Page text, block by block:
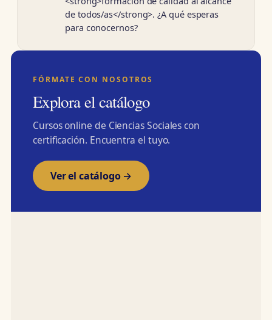
de todos/as</strong>. ¿A qué esperas
para conocernos?
FÓRMATE CON NOSOTROS
Explora el catálogo
Cursos online de Ciencias Sociales con
certificación. Encuentra el tuyo.
Ver el catálogo →